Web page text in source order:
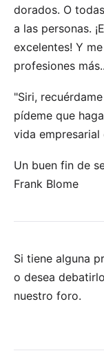
dorados. O
a las personas.
excelentes! Y
profesiones
"Siri,
pídeme que
vida
Un buen fin de
Frank Blome
Si tiene alguna
o desea
nuestro foro.